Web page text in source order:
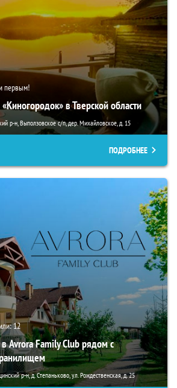
первым!
в Тверской области
р-н, Выползовское с/п, дер. Михайловское, д. 15
ПОДРОБНЕЕ
12
Avrora Family Club рядом с
р-н, д. Степаньково, ул. Рождественская, д. 25